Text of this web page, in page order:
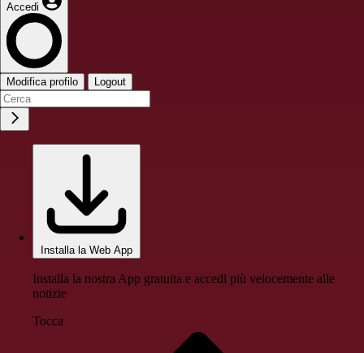
Accedi
Modifica profilo Logout
Installa la Web App
Installa la nostra App gratuita e accedi più velocemente alle
notizie
Tocca